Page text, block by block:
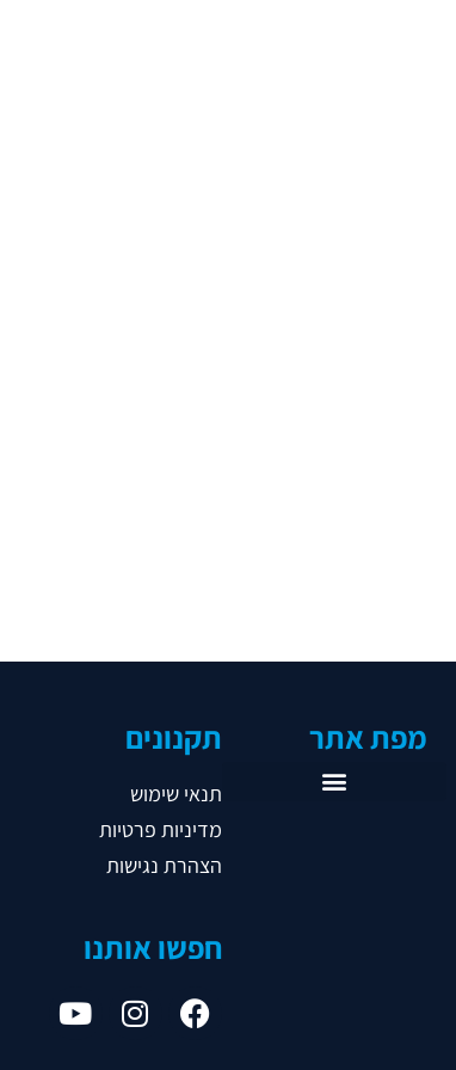
מפת אתר תקנונים
תנאי שימוש
מדיניות פרטיות
הצהרת נגישות
חפשו אותנו